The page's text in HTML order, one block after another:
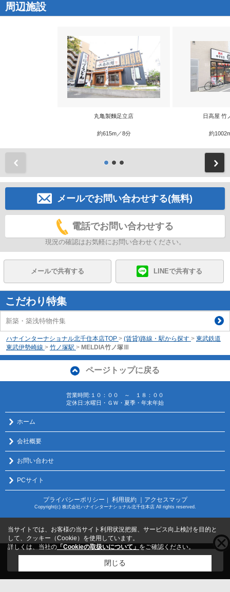
周辺施設
丸亀製麵足立店
約615m／8分
日高屋 竹
約
メールでお問い合わせする(無料)
電話でお問い合わせする
現況の確認はお気軽にお問い合わせください。
メールで共有する LINEで共有する
こだわり特集
新築・築浅特物件集
ハナインターナショナル北千住本店TOP > (賃貸)路線・駅から探す > 東武鉄道
東武伊勢崎線 > 竹ノ塚駅 > MELDIA竹ノ塚Ⅲ
ページトップに戻る
営業時間:１０：００ ～ １８：００
定休日:水曜日・ＧＷ・夏季・年末年始
ホーム
会社概要
お問い合わせ
PCサイト
プライバシーポリシー ｜ 利用規約 ｜アクセスマップ
Copyright(c) 株式会社ハナインターナショナル北千住本店 All rights reserved.
こちらの物件をご覧の方にお勧めな物件
当サイトでは、お客様の当サイト利用状況把握、サービス向上検討を目的と
して、クッキー（Cookie）を使用しています。
詳しくは、当社の 「Cookieの取扱いについて」 をご確認ください。
閉じる